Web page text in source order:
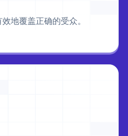
地覆盖正确的受众。